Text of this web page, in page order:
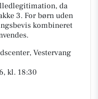
da
3. For børn uden
kombineret
Vestervang
kl. 18:30